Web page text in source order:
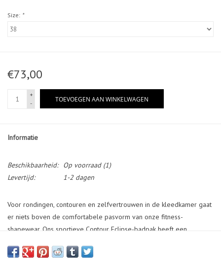
Size: *
€73,00
+
-
TOEVOEGEN AAN WINKELWAGEN
Informatie
Beschikbaarheid: Op voorraad(1)
Levertijd:
1-2 dagen
Voor rondingen, contouren en zelfvertrouwen in de kleedkamer gaat
er niets boven de comfortabele pasvorm van onze fitness-
shapewear. Ons sportieve Contour Eclipse-badpak heeft een
de aandacht naar boven te trekken en je figuur te flatteren. De